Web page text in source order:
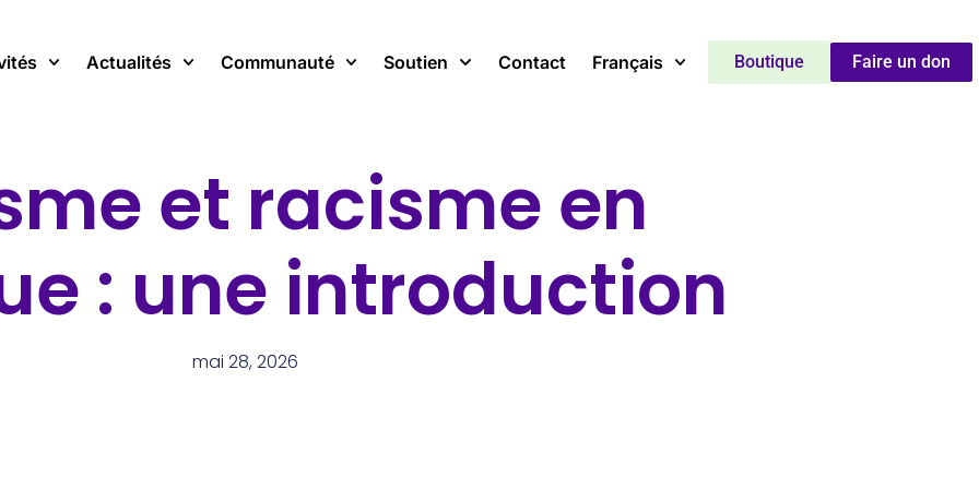
Actualités Communauté Soutien Contact Français Faire un don
Boutique
et racisme en
: une introduction
mai 28, 2026